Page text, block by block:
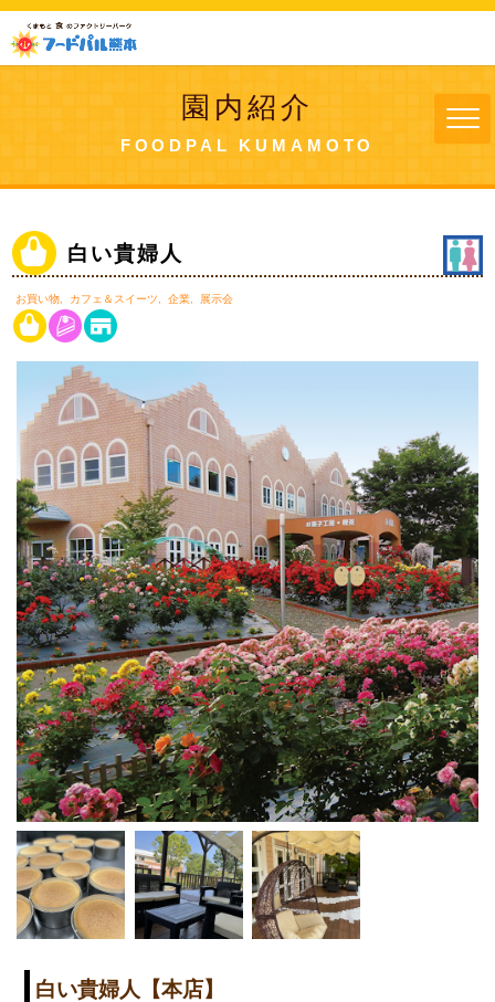
園内紹介
FOODPAL KUMAMOTO
白い貴婦人
お買い物 カフェ＆スイーツ 企業 展示会
白い貴婦人【本店】